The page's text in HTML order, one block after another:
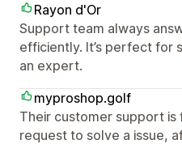
Rayon d'Or
Support team always
efficiently. It’s perfect for
an expert.
myproshop.golf
Their customer support is
request to solve a issue,